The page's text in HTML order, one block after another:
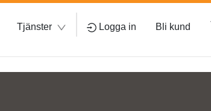
Tjänster Logga in Bli kund